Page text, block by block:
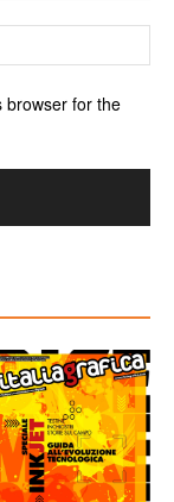
browser for the